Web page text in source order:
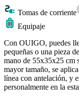
Tomas de corriente
Equipaje
Con OUIGO, puedes
pequeñas o una pieza
mano de 55x35x25 cm
mayor tamaño, se
línea con antelación, y
personalmente en la